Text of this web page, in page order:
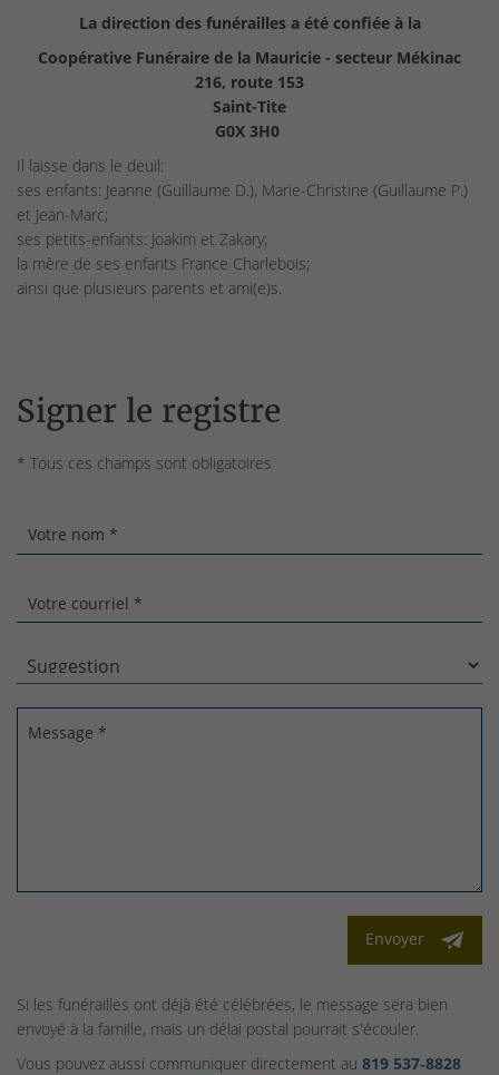
La direction des funérailles a été confiée à la
Coopérative Funéraire de la Mauricie - secteur Mékinac
216, route 153
Saint-Tite
G0X 3H0
Il laisse dans le deuil:
ses enfants: Jeanne (Guillaume D.), Marie-Christine (Guillaume P.)
et Jean-Marc;
ses petits-enfants: Joakim et Zakary;
la mère de ses enfants France Charlebois;
ainsi que plusieurs parents et ami(e)s.
Signer le registre
* Tous ces champs sont obligatoires
Votre nom *
Votre courriel *
Message *
Envoyer
Si les funérailles ont déjà été célébrées, le message sera bien
envoyé à la famille, mais un délai postal pourrait s'écouler.
Vous pouvez aussi communiquer directement au 819 537‑8828